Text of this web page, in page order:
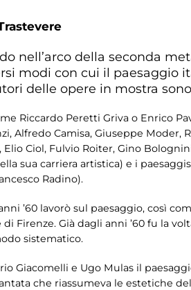
nell’arco della seconda
modi con cui il paesaggio
delle opere in mostra
Riccardo Peretti Griva o Enrico
Alfredo Camisa, Giuseppe
Ciol, Fulvio Roiter, Gino
sua carriera artistica) e i
Radino).
’60 lavorò sul paesaggio, così
di Firenze. Già dagli anni ’60 fu la
sistematico.
Giacomelli e Ugo Mulas il
che riassumeva le estetiche